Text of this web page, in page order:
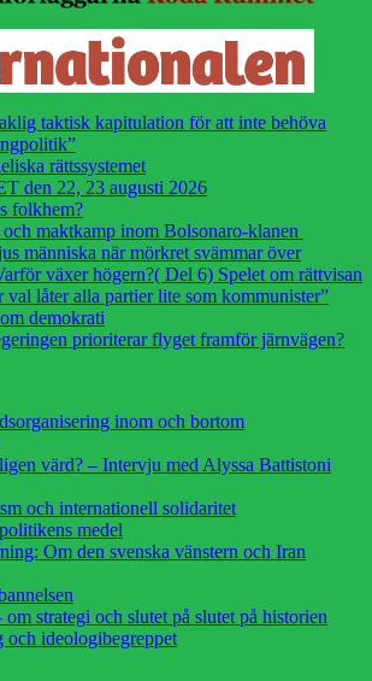
taktisk kapitulation för att inte behöva
rättssystemet
den 22, 23 augusti 2026
folkhem?
maktkamp inom Bolsonaro-klanen
människa när mörkret svämmar över
växer högern?( Del 6) Spelet om rättvisan
låter alla partier lite som kommunister”
demokrati
prioriterar flyget framför järnvägen?
inom och bortom
värd? – Intervju med Alyssa Battistoni
och internationell solidaritet
medel
Om den svenska vänstern och Iran
strategi och slutet på slutet på historien
ideologibegreppet